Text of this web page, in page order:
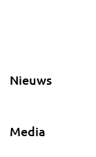
Nieuws
Media